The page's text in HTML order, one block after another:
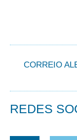
CORREIO
REDES